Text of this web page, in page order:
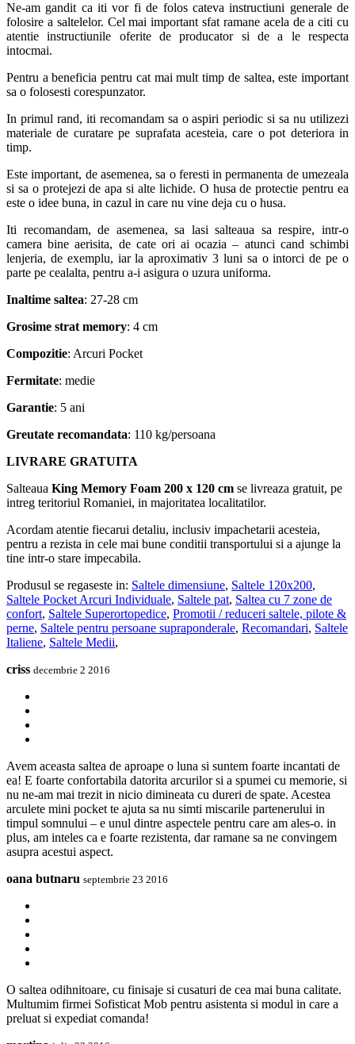
Ne-am gandit ca iti vor fi de folos cateva instructiuni generale de
folosire a saltelelor. Cel mai important sfat ramane acela de a citi cu
atentie instructiunile oferite de producator si de a le respecta
intocmai.
Pentru a beneficia pentru cat mai mult timp de saltea, este important
sa o folosesti corespunzator.
In primul rand, iti recomandam sa o aspiri periodic si sa nu utilizezi
materiale de curatare pe suprafata acesteia, care o pot deteriora in
timp.
Este important, de asemenea, sa o feresti in permanenta de umezeala
si sa o protejezi de apa si alte lichide. O husa de protectie pentru ea
este o idee buna, in cazul in care nu vine deja cu o husa.
Iti recomandam, de asemenea, sa lasi salteaua sa respire, intr-o
camera bine aerisita, de cate ori ai ocazia – atunci cand schimbi
lenjeria, de exemplu, iar la aproximativ 3 luni sa o intorci de pe o
parte pe cealalta, pentru a-i asigura o uzura uniforma.
Inaltime saltea: 27-28 cm
Grosime strat memory: 4 cm
Compozitie: Arcuri Pocket
Fermitate: medie
Garantie: 5 ani
Greutate recomandata: 110 kg/persoana
LIVRARE GRATUITA
Salteaua King Memory Foam 200 x 120 cm se livreaza gratuit, pe
intreg teritoriul Romaniei, in majoritatea localitatilor.
Acordam atentie fiecarui detaliu, inclusiv impachetarii acesteia,
pentru a rezista in cele mai bune conditii transportului si a ajunge la
tine intr-o stare impecabila.
Produsul se regaseste in: Saltele dimensiune, Saltele 120x200,
Saltele Pocket Arcuri Individuale, Saltele pat, Saltea cu 7 zone de
confort, Saltele Superortopedice, Promotii / reduceri saltele, pilote &
perne, Saltele pentru persoane supraponderale, Recomandari, Saltele
Italiene, Saltele Medii,
criss decembrie 2 2016
Avem aceasta saltea de aproape o luna si suntem foarte incantati de
ea! E foarte confortabila datorita arcurilor si a spumei cu memorie, si
nu ne-am mai trezit in nicio dimineata cu dureri de spate. Acestea
arculete mini pocket te ajuta sa nu simti miscarile partenerului in
timpul somnului – e unul dintre aspectele pentru care am ales-o. in
plus, am inteles ca e foarte rezistenta, dar ramane sa ne convingem
asupra acestui aspect.
oana butnaru septembrie 23 2016
O saltea odihnitoare, cu finisaje si cusaturi de cea mai buna calitate.
Multumim firmei Sofisticat Mob pentru asistenta si modul in care a
preluat si expediat comanda!